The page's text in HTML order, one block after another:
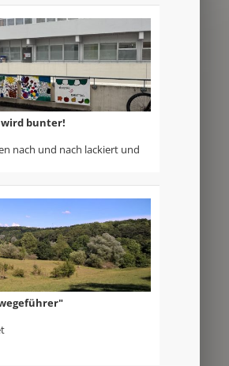
bunter!
nach und nach lackiert und